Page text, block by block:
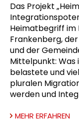
Das Projekt
Heimatbegriff im
Frankenberg,
und der
Mittelpunkt: Was
belastete und
pluralen
werden und
MEHR ERFAHREN